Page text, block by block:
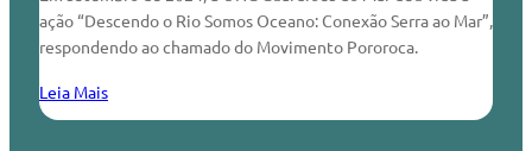
ação “Descendo o Rio Somos Oceano: Conexão Serra ao Mar”,
respondendo ao chamado do Movimento Pororoca.
Leia Mais